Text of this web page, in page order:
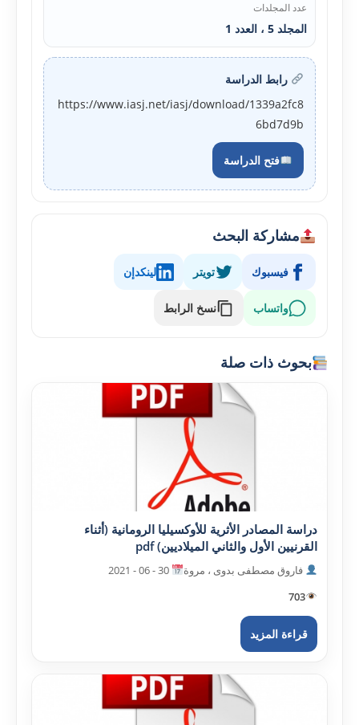
عدد المجلدات
المجلد 5 ، العدد 1
رابط الدراسة
https://www.iasj.net/iasj/download/1339a2fc8
6bd7d9b
فتح الدراسة
مشاركة البحث
فيسبوك تويتر لينكدإن
واتساب نسخ الرابط
بحوث ذات صلة
دراسة المصادر الأثرية للأوکسيليا الرومانية (أثناء
القرنيين الأول والثاني الميلاديين) pdf
فاروق مصطفى بدوى ، مروة
703
قراءة المزيد